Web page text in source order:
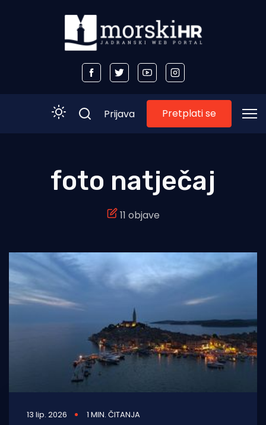
Morski plus
Turizam i nautika
Pomorstvo
Tradicija i kultura
Prijava Pretplati se
foto natječaj
11 objave
13 lip. 2026 1 MIN. ČITANJA